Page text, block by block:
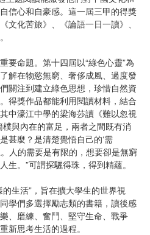
信心和自豪感。這一屆三甲的得獎
文化苦旅》、《論語一日一讀》、
要命題。第十四屆以“綠色心靈”為
解在物慾無窮、奢侈成風、過度發
關注到建立綠色思想，珍惜自然資
得獎作品都能利用閱讀材料，結合
中濠江中學的梁海莎讀《難以忽視
與內在的富足，兩者之間既有消
甚麼？是清楚覺悟自己的‘需
。人的需要是有限的，想要卻是無窮
生。”可謂探驪得珠，得到精蘊。
生活”，旨在擴大學生的世界視
學們多選擇勵志類的書籍，讀後感
、磨練、奮鬥、堅守生命、戰爭
新思考生活的過程。